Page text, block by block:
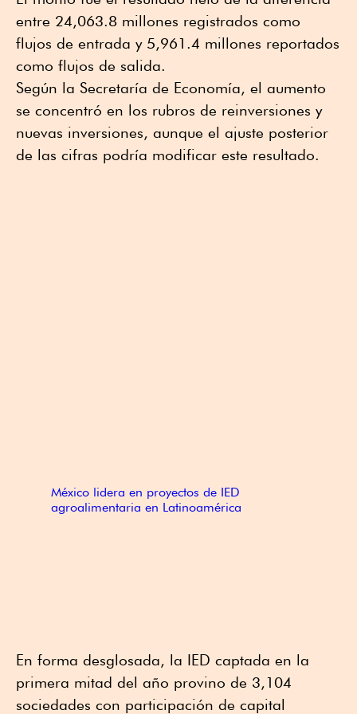
entre 24,063.8 millones registrados como
flujos de entrada y 5,961.4 millones reportados
como flujos de salida.
Según la Secretaría de Economía, el aumento
se concentró en los rubros de reinversiones y
nuevas inversiones, aunque el ajuste posterior
de las cifras podría modificar este resultado.
México lidera en proyectos de IED
agroalimentaria en Latinoamérica
En forma desglosada, la IED captada en la
primera mitad del año provino de 3,104
sociedades con participación de capital